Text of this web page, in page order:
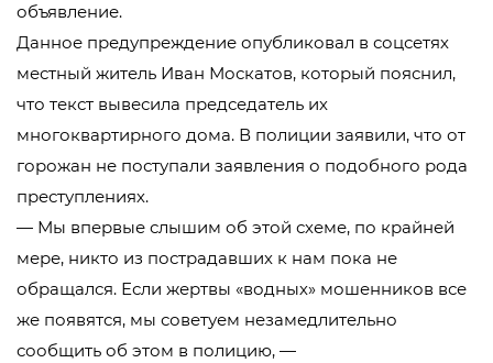
объявление.
Данное предупреждение опубликовал в соцсетях
местный житель Иван Москатов, который пояснил,
что текст вывесила председатель их
многоквартирного дома. В полиции заявили, что от
горожан не поступали заявления о подобного рода
преступлениях.
— Мы впервые слышим об этой схеме, по крайней
мере, никто из пострадавших к нам пока не
обращался. Если жертвы «водных» мошенников все
же появятся, мы советуем незамедлительно
сообщить об этом в полицию, —